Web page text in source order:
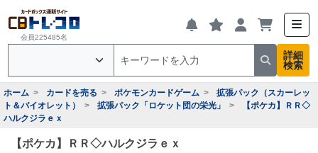
会員225485名
詳細
検索
ホーム カードを売る ポケモンカードゲーム
拡張パック（スカーレッ
ト＆バイオレット）
拡張パック「ロケット団の栄光」
【ポケカ】ＲＲ◇
ハルクジラｅｘ
【ポケカ】ＲＲ◇ハルクジラｅｘ